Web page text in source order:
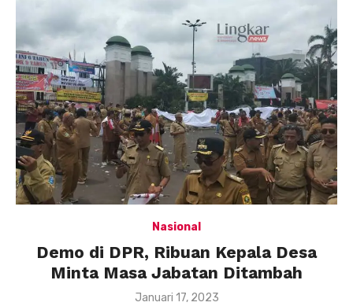
Nasional
Demo di DPR, Ribuan Kepala Desa
Minta Masa Jabatan Ditambah
Posted
Januari 17, 2023